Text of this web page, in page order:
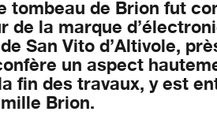
tombeau de Brion fut
de la marque
San Vito d’Altivole,
un aspect
fin des travaux, y est
Brion.